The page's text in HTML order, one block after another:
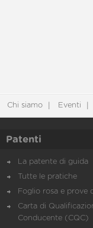
Chi siamo Eventi
Patenti
La patente di guida
Tutte le pratiche
Foglio rosa e prove
Carta di
Conducente (CQC)